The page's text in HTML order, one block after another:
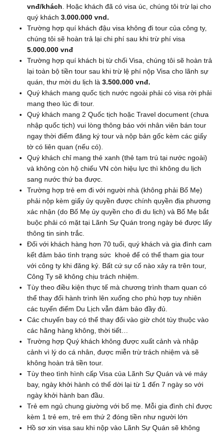
vnđ/khách . Hoặc khách đã có visa úc, chúng tôi trừ lại cho
quý khách 3.000.000 vnd.
Trường hợp quí khách đậu visa không đi tour của công ty,
chúng tôi sẽ hoàn trả lại chi phí sau khi trừ phí visa
5.000.000 vnđ
Trường hợp quí khách bị từ chối Visa, chúng tôi sẽ hoàn trả
lại toàn bộ tiền tour sau khi trừ lệ phí nộp Visa cho lãnh sự
quán, thư mời du lịch là 3.500.000 vnđ.
Quý khách mang quốc tịch nước ngoài phải có visa rời phải
mang theo lúc đi tour.
Quý khách mang 2 Quốc tịch hoặc Travel document (chưa
nhập quốc tịch) vui lòng thông báo với nhân viên bán tour
ngay thời điểm đăng ký tour và nộp bản gốc kèm các giấy
tờ có liên quan (nếu có).
Quý khách chỉ mang thẻ xanh (thẻ tạm trú tại nước ngoài)
và không còn hộ chiếu VN còn hiệu lực thì không du lịch
sang nước thứ ba được.
Trường hợp trẻ em đi với người nhà (không phải Bố Mẹ)
phải nộp kèm giấy ủy quyền được chính quyền địa phương
xác nhận (do Bố Mẹ ủy quyền cho đi du lịch) và Bố Mẹ bắt
buộc phải có mặt tại Lãnh Sự Quán trong ngày bé được lấy
thông tin sinh trắc.
Đối với khách hàng hơn 70 tuổi, quý khách và gia đình cam
kết đảm bảo tình trạng sức khoẻ để có thể tham gia tour
với công ty khi đăng ký. Bất cứ sự cố nào xảy ra trên tour,
Công Ty sẽ không chịu trách nhiệm.
Tùy theo điều kiện thực tế mà chương trình tham quan có
thể thay đổi hành trình lên xuống cho phù hợp tuy nhiên
các tuyến điểm Du Lịch vẫn đảm bảo đầy đủ.
Các chuyến bay có thể thay đổi vào giờ chót tùy thuộc vào
các hãng hàng không, thời tiết…
Trường hợp Quý khách không được xuất cảnh và nhập
cảnh vì lý do cá nhân, được miễn trừ trách nhiệm và sẽ
không hoàn trả tiền tour.
Tùy theo tình hình cấp Visa của Lãnh Sự Quán và vé máy
bay, ngày khởi hành có thể dời lại từ 1 đến 7 ngày so với
ngày khởi hành ban đầu.
Trẻ em ngủ chung giường với bố mẹ. Mỗi gia đình chỉ được
kèm 1 trẻ em, trẻ em thứ 2 đóng tiền như người lớn
Hồ sơ xin visa sau khi nộp vào Lãnh Sự Quán sẽ không